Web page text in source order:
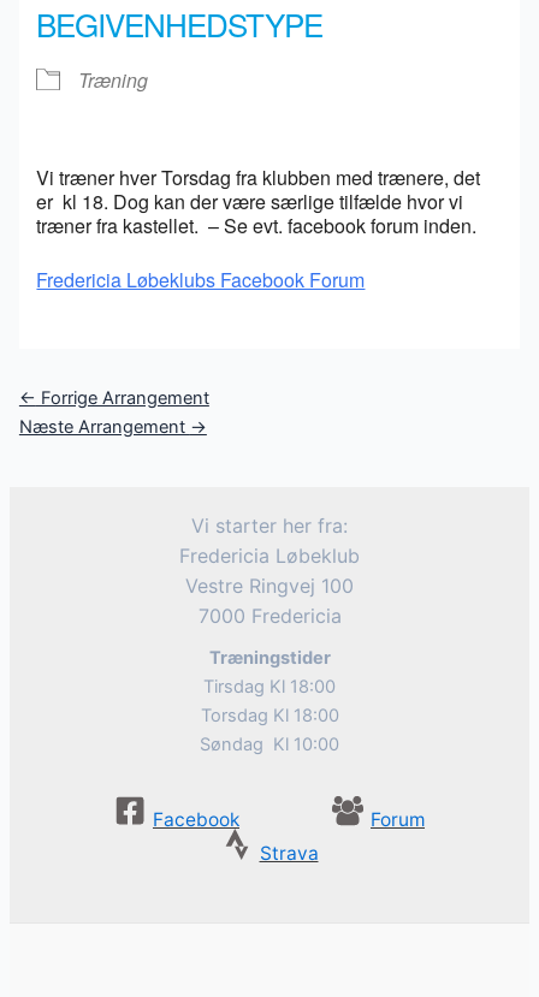
BEGIVENHEDSTYPE
Træning
Vi træner hver Torsdag fra klubben med trænere, det
er kl 18. Dog kan der være særlige tilfælde hvor vi
træner fra kastellet. – Se evt. facebook forum inden.
Fredericia Løbeklubs Facebook Forum
Post
navigation
← Forrige Arrangement
Næste Arrangement →
Vi starter her fra:
Fredericia Løbeklub
Vestre Ringvej 100
7000 Fredericia
Træningstider
Tirsdag Kl 18:00
Torsdag Kl 18:00
Søndag Kl 10:00
Facebook
Forum
Strava